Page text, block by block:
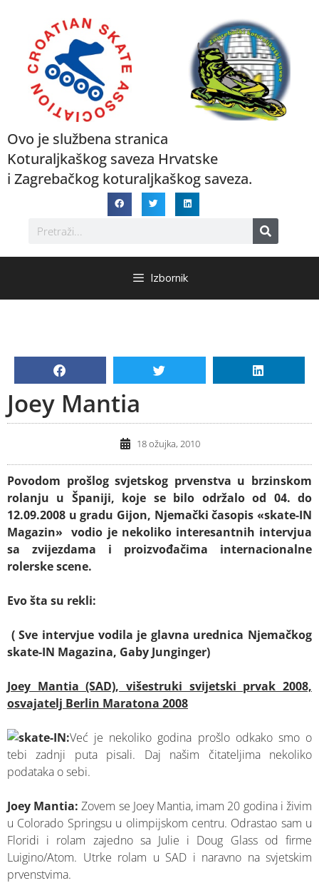
Ovo je službena stranica
Koturaljkaškog saveza Hrvatske
i Zagrebačkog koturaljkaškog saveza.
Izbornik
Joey Mantia
18 ožujka, 2010
Povodom prošlog svjetskog prvenstva u brzinskom
rolanju u Španiji, koje se bilo održalo od 04. do
12.09.2008 u gradu Gijon, Njemački časopis «skate-IN
Magazin» vodio je nekoliko interesantnih intervjua
sa zvijezdama i proizvođačima internacionalne
rolerske scene.
Evo šta su rekli:
(Sve intervjue vodila je glavna urednica Njemačkog
skate-IN Magazina, Gaby Junginger)
Joey Mantia (SAD), višestruki svijetski prvak 2008,
osvajatelj Berlin Maratona 2008
skate-IN:Već je nekoliko godina prošlo odkako smo o
tebi zadnji puta pisali. Daj našim čitateljima nekoliko
podataka o sebi.
Joey Mantia:Zovem se Joey Mantia, imam 20 godina i živim
u Colorado Springsu u olimpijskom centru. Odrastao sam u
Floridi i rolam zajedno sa Julie i Doug Glass od firme
Luigino/Atom. Utrke rolam u SAD i naravno na svjetskim
prvenstvima.